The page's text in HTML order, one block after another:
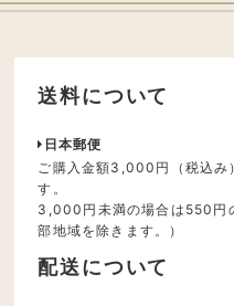
送料について
日本郵便
ご購入金額3,000円（税込み
す。
3,000円未満の場合は550円
部地域を除きます。）
配送について